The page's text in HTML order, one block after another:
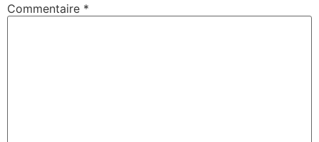
Commentaire *